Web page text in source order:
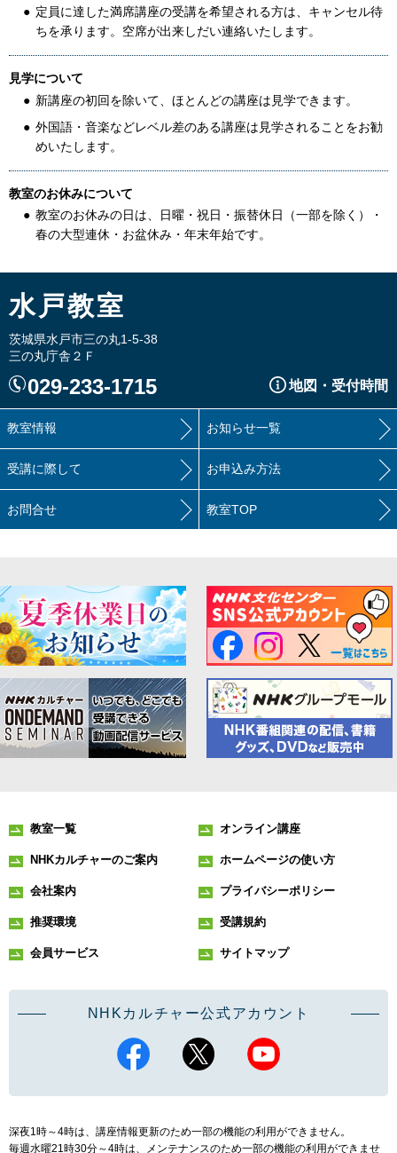
定員に達した満席講座の受講を希望される方は、キャンセル待
ちを承ります。空席が出来しだい連絡いたします。
見学について
新講座の初回を除いて、ほとんどの講座は見学できます。
外国語・音楽などレベル差のある講座は見学されることをお勧
めいたします。
教室のお休みについて
教室のお休みの日は、日曜・祝日・振替休日（一部を除く）・
春の大型連休・お盆休み・年末年始です。
水戸教室
茨城県水戸市三の丸1-5-38
三の丸庁舎２Ｆ
029-233-1715 地図・受付時間
教室情報 お知らせ一覧
受講に際して お申込み方法
お問合せ 教室TOP
教室一覧 オンライン講座
NHKカルチャーのご案内 ホームページの使い方
会社案内 プライバシーポリシー
推奨環境 受講規約
会員サービス サイトマップ
NHKカルチャー公式アカウント
深夜1時～4時は、講座情報更新のため一部の機能の利用ができません。
毎週水曜21時30分～4時は、メンテナンスのため一部の機能の利用ができませ